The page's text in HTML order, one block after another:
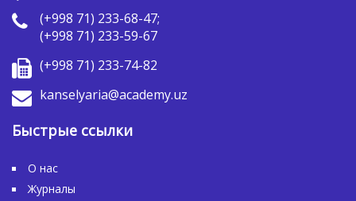
(+998 71) 233-68-47;
(+998 71) 233-59-67
(+998 71) 233-74-82
kanselyaria@academy.uz
Быстрые ссылки
О нас
Журналы